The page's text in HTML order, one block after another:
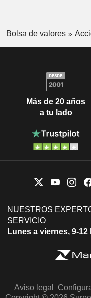
Bolsa de valores
Más de 20 años
a tu lado
NUESTROS
SERVICIO
Lunes a viernes, 9-12
Aviso legal